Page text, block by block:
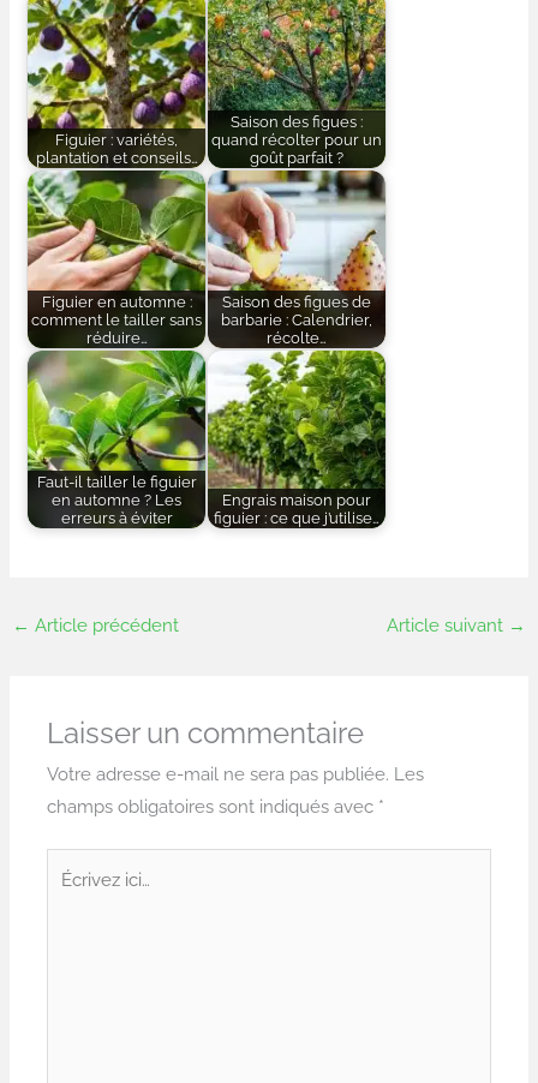
Figuier : variétés,
plantation et conseils…
Saison des figues :
quand récolter pour un
goût parfait ?
Figuier en automne :
comment le tailler sans
réduire…
Saison des figues de
barbarie : Calendrier,
récolte…
Faut-il tailler le figuier
en automne ? Les
erreurs à éviter
Engrais maison pour
figuier : ce que j’utilise…
← Article précédent Article suivant →
Laisser un commentaire
Votre adresse e-mail ne sera pas publiée. Les
champs obligatoires sont indiqués avec *